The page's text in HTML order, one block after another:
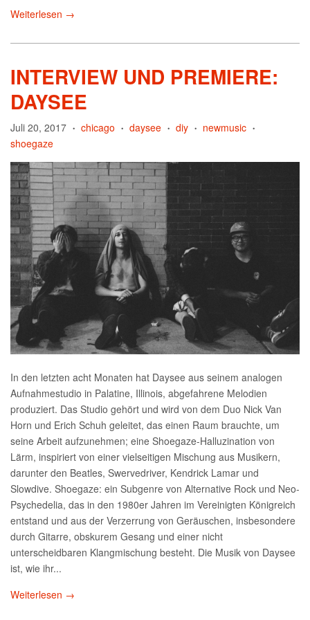
Weiterlesen →
INTERVIEW UND PREMIERE:
DAYSEE
Juli 20, 2017 • chicago • daysee • diy • newmusic •
shoegaze
In den letzten acht Monaten hat Daysee aus seinem analogen
Aufnahmestudio in Palatine, Illinois, abgefahrene Melodien
produziert. Das Studio gehört und wird von dem Duo Nick Van
Horn und Erich Schuh geleitet, das einen Raum brauchte, um
seine Arbeit aufzunehmen; eine Shoegaze-Halluzination von
Lärm, inspiriert von einer vielseitigen Mischung aus Musikern,
darunter den Beatles, Swervedriver, Kendrick Lamar und
Slowdive. Shoegaze: ein Subgenre von Alternative Rock und Neo-
Psychedelia, das in den 1980er Jahren im Vereinigten Königreich
entstand und aus der Verzerrung von Geräuschen, insbesondere
durch Gitarre, obskurem Gesang und einer nicht
unterscheidbaren Klangmischung besteht. Die Musik von Daysee
ist, wie ihr...
Weiterlesen →